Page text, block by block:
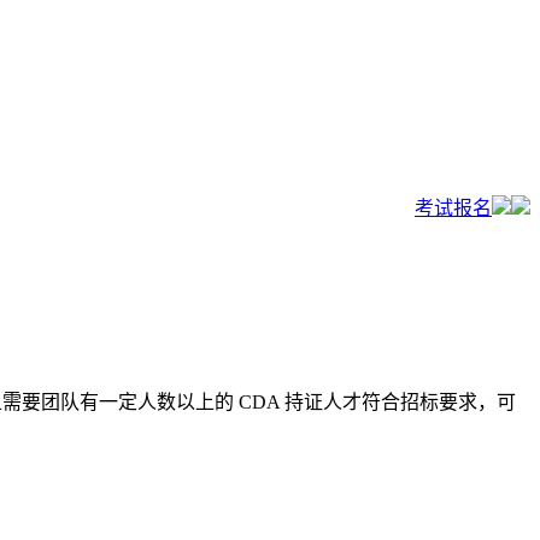
考试报名
要团队有一定人数以上的 CDA 持证人才符合招标要求，可